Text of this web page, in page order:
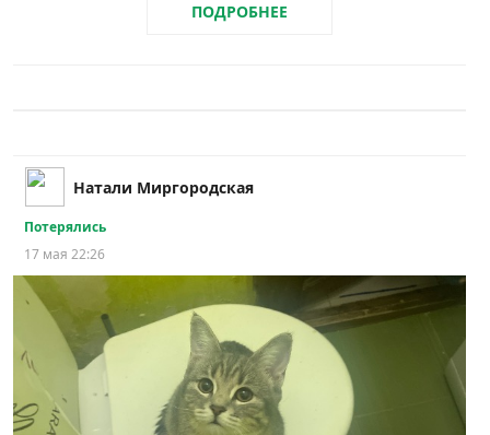
ПОДРОБНЕЕ
Натали Миргородская
Потерялись
17 мая 22:26